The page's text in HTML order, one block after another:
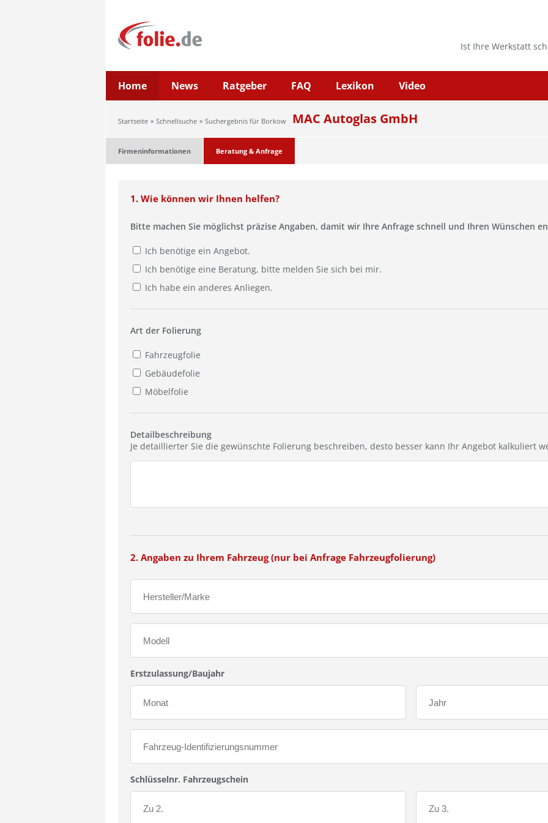
Ist Ihre Werkstatt
Home News Ratgeber FAQ Lexikon Video
Startseite Schnellsuche Suchergebnis für Borkow MAC Autoglas GmbH
Firmeninformationen Beratung & Anfrage
1. Wie können wir Ihnen helfen?
Bitte machen Sie möglichst präzise Angaben, damit wir Ihre Anfrage schnell und Ihren Wünschen
Ich benötige ein Angebot.
Ich benötige eine Beratung, bitte melden Sie sich bei mir.
Ich habe ein anderes Anliegen.
Art der Folierung
Fahrzeugfolie
Gebäudefolie
Möbelfolie
Detailbeschreibung
Je detaillierter Sie die gewünschte Folierung beschreiben, desto besser kann Ihr Angebot kalkuliert
2. Angaben zu Ihrem Fahrzeug (nur bei Anfrage Fahrzeugfolierung)
Erstzulassung/Baujahr
Schlüsselnr. Fahrzeugschein